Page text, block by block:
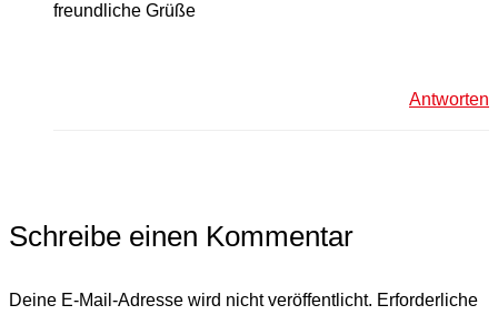
freundliche Grüße
Antworten
Schreibe einen Kommentar
Deine E-Mail-Adresse wird nicht veröffentlicht. Erforderliche